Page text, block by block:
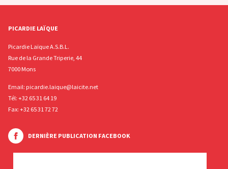
PICARDIE LAÏQUE
Picardie Laïque A.S.B.L.
Rue de la Grande Triperie, 44
7000 Mons
Email: picardie.laique@laicite.net
Tél: +32 65 31 64 19
Fax: +32 65 31 72 72
DERNIÈRE PUBLICATION FACEBOOK